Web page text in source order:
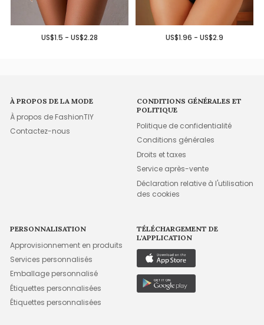
US$1.5 - US$2.28 US$1.96 - US$2.9
À PROPOS DE LA MODE
À propos de FashionTIY
Contactez-nous
CONDITIONS GÉNÉRALES ET
POLITIQUE
Politique de confidentialité
Conditions générales
Droits et taxes
Service après-vente
Déclaration relative à l'utilisation
des cookies
PERSONNALISATION
Approvisionnement en produits
Services personnalisés
Emballage personnalisé
Étiquettes personnalisées
Étiquettes personnalisées
TÉLÉCHARGEMENT DE
L'APPLICATION